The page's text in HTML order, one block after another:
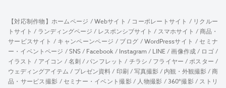
【対応制作物】ホームページ / Webサイト / コーポレートサイト / リクルー
トサイト / ランディングページ / レスポンシブサイト / スマホサイト / 商品・
サービスサイト / キャンペーンページ / ブログ / WordPressサイト / セミナ
ー・イベントページ / SNS / Facebook / Instagram / LINE / 画像作成 / ロゴ /
イラスト / アイコン / 名刺 / パンフレット / チラシ / フライヤー / ポスター /
ウェディングアイテム / プレゼン資料 / 印刷 / 写真撮影 / 内観・外観撮影 / 商
品・サービス撮影 / セミナー・イベント撮影 / 人物撮影 / 360°撮影 / ストリ